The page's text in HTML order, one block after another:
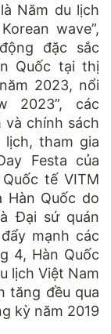
Năm du lịch
wave”,
đặc sắc
Quốc tại thị
2023, nổi
2023”, các
và chính sách
tham gia
Festa của
tế VITM
Hàn Quốc do
Đại sứ quán
mạnh các
4, Hàn Quốc
lịch Việt Nam
tăng đều qua
kỳ năm 2019